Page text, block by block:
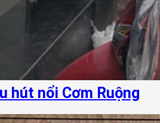
hút nổi Cơm Ruộng